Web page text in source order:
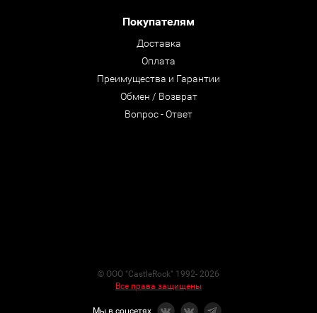
Покупателям
Доставка
Оплата
Преимущества и Гарантии
Обмен / Возврат
Вопрос - Ответ
© ООО "CastleRock" 1992- 2026
Все права защищены
Мы в соцсетях